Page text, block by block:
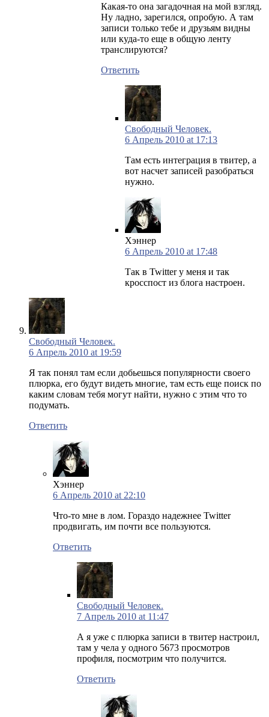
Какая-то она загадочная на мой взгляд.
Ну ладно, зарегился, опробую. А там
записи только тебе и друзьям видны
или куда-то еще в общую ленту
транслируются?
Ответить
Свободный Человек.
6 Апрель 2010 at 17:13
Там есть интеграция в твитер, а
вот насчет записей разобраться
нужно.
Хэннер
6 Апрель 2010 at 17:48
Так в Twitter у меня и так
кросспост из блога настроен.
Свободный Человек.
6 Апрель 2010 at 19:59
Я так понял там если добьешься популярности своего
плюрка, его будут видеть многие, там есть еще поиск по
каким словам тебя могут найти, нужно с этим что то
подумать.
Ответить
Хэннер
6 Апрель 2010 at 22:10
Что-то мне в лом. Гораздо надежнее Twitter
продвигать, им почти все пользуются.
Ответить
Свободный Человек.
7 Апрель 2010 at 11:47
А я уже с плюрка записи в твитер настроил,
там у чела у одного 5673 просмотров
профиля, посмотрим что получится.
Ответить